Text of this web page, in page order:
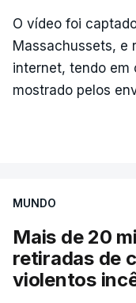
O vídeo foi
Massachussets, e
internet, tendo
mostrado pelos
MUNDO
Mais de 20
retiradas de
violentos